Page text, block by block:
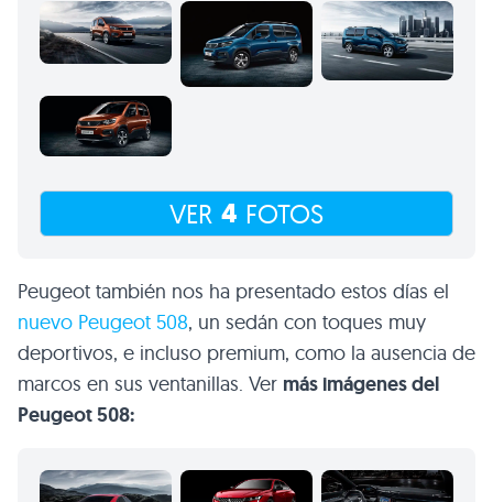
VER 4 FOTOS
Peugeot también nos ha presentado estos días el
nuevo Peugeot 508, un sedán con toques muy
deportivos, e incluso premium, como la ausencia de
marcos en sus ventanillas. Ver más imágenes del
Peugeot 508: